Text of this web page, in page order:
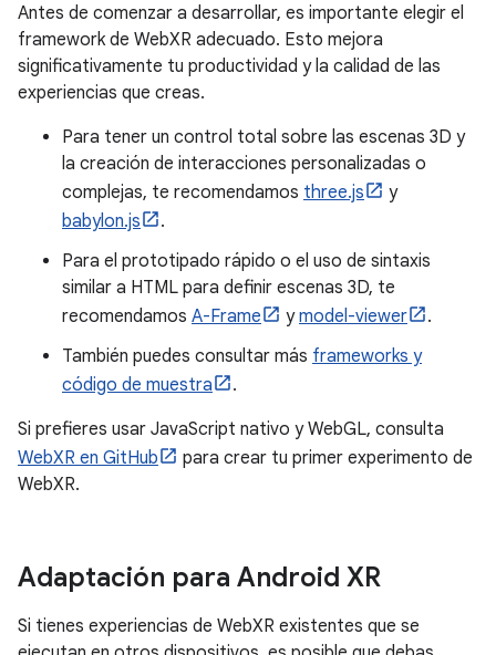
Antes de comenzar a desarrollar, es importante elegir el
framework de WebXR adecuado. Esto mejora
significativamente tu productividad y la calidad de las
experiencias que creas.
Para tener un control total sobre las escenas 3D y
la creación de interacciones personalizadas o
complejas, te recomendamos three.js
y
babylon.js
.
Para el prototipado rápido o el uso de sintaxis
similar a HTML para definir escenas 3D, te
recomendamos A-Frame ymodel-viewer
.
También puedes consultar más frameworks y
código de muestra
.
Si prefieres usar JavaScript nativo y WebGL, consulta
WebXR en GitHub
para crear tu primer experimento de
WebXR.
Adaptación para Android XR
Si tienes experiencias de WebXR existentes que se